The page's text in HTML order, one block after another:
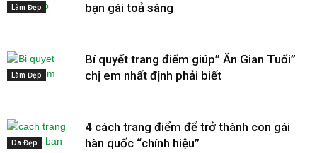
Làm Đẹp
bạn gái toả sáng
Làm Đẹp
Bí quyết trang điểm giúp” Ăn Gian Tuổi”
chị em nhất định phải biết
Da Đẹp
4 cách trang điểm để trở thành con gái
hàn quốc “chính hiệu”